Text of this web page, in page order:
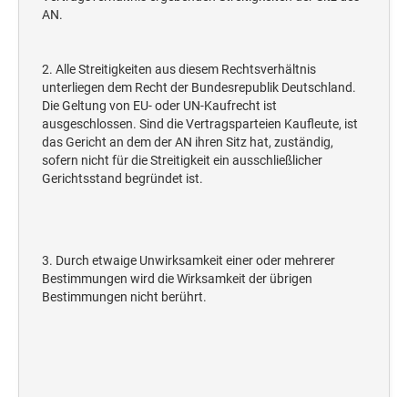
AN.
2. Alle Streitigkeiten aus diesem Rechtsverhältnis
unterliegen dem Recht der Bundesrepublik Deutschland.
Die Geltung von EU- oder UN-Kaufrecht ist
ausgeschlossen. Sind die Vertragsparteien Kaufleute, ist
das Gericht an dem der AN ihren Sitz hat, zuständig,
sofern nicht für die Streitigkeit ein ausschließlicher
Gerichtsstand begründet ist.
3. Durch etwaige Unwirksamkeit einer oder mehrerer
Bestimmungen wird die Wirksamkeit der übrigen
Bestimmungen nicht berührt.